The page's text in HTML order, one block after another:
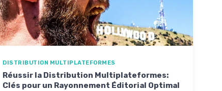
DISTRIBUTION MULTIPLATEFORMES
Réussir la Distribution Multiplateformes:
Clés pour un Rayonnement Éditorial Optimal